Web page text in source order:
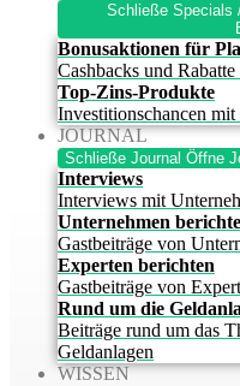
Schließe Specials
Bonusaktionen für
Cashbacks und
Top-Zins-Produkte
Investitionschancen mit
JOURNAL
Schließe Journal Öffne
Interviews
Interviews mit
Unternehmen
Gastbeiträge von
Experten berichten
Gastbeiträge von
Rund um die
Beiträge rund um das
Geldanlagen
WISSEN